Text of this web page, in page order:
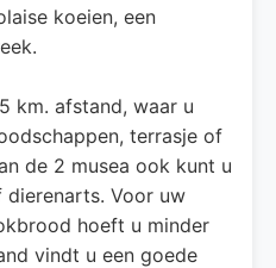
koeien, een
km. afstand, waar u
terrasje of
de 2 musea ook kunt u
Voor uw
hoeft u minder
vindt u een goede